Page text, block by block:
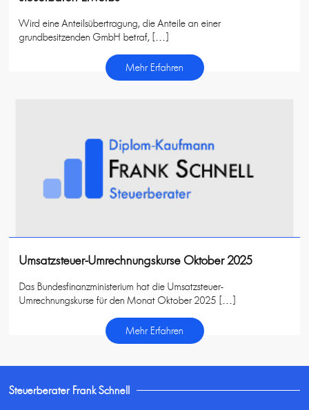
Wird eine Anteilsübertragung, die Anteile an einer
grundbesitzenden GmbH betraf, […]
Mehr Erfahren
Umsatzsteuer-Umrechnungskurse Oktober 2025
Das Bundesfinanzministerium hat die Umsatzsteuer-
Umrechnungskurse für den Monat Oktober 2025 […]
Mehr Erfahren
Steuerberater Frank Schnell